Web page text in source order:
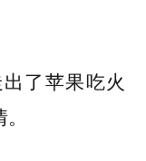
了苹果吃火